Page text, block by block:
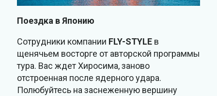
Поездка в Японию
Сотрудники компании FLY-STYLE в
щенячьем восторге от авторской программы
тура. Вас ждет Хиросима, заново
отстроенная после ядерного удара.
Полюбуйтесь на заснеженную вершину